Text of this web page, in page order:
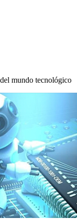
mundo tecnológico